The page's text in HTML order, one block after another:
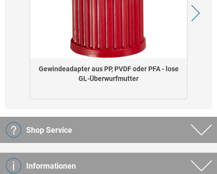
Gewindeadapter aus PP, PVDF oder PFA - lose
GL-Überwurfmutter
Shop Service
Informationen